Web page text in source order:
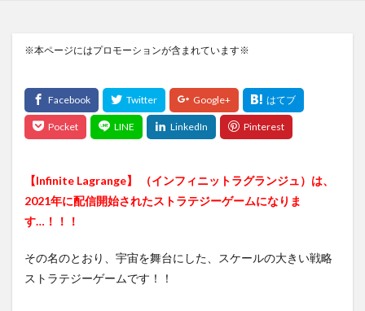
※本ページにはプロモーションが含まれています※
【Infinite Lagrange】 （インフィニットラグランジュ）は、
2021年に配信開始されたストラテジーゲームになりま
す…！！！
その名のとおり、宇宙を舞台にした、スケールの大きい戦略
ストラテジーゲームです！！